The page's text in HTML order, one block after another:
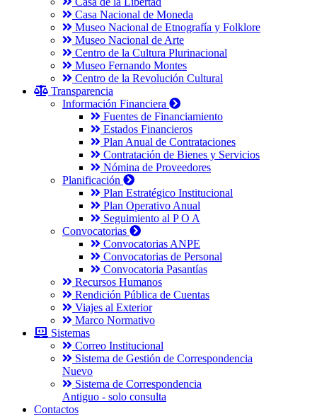
Casa Nacional de Moneda
Museo Nacional de Etnografía y Folklore
Museo Nacional de Arte
Centro de la Cultura Plurinacional
Museo Fernando Montes
Centro de la Revolución Cultural
Transparencia
Información Financiera
Fuentes de Financiamiento
Estados Financieros
Plan Anual de Contrataciones
Contratación de Bienes y Servicios
Nómina de Proveedores
Planificación
Plan Estratégico Institucional
Plan Operativo Anual
Seguimiento al P O A
Convocatorias
Convocatorias ANPE
Convocatorias de Personal
Convocatoria Pasantías
Recursos Humanos
Rendición Pública de Cuentas
Viajes al Exterior
Marco Normativo
Sistemas
Correo Institucional
Sistema de Gestión de Correspondencia
Nuevo
Sistema de Correspondencia
Antiguo - solo consulta
Contactos